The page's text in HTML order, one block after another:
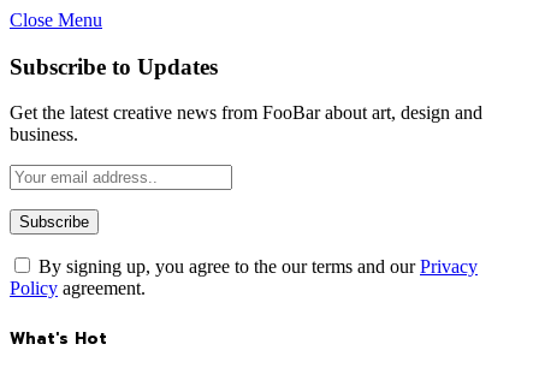
Close Menu
Subscribe to Updates
Get the latest creative news from FooBar about art, design and
business.
By signing up, you agree to the our terms and ourPrivacy
Policy agreement.
What's Hot